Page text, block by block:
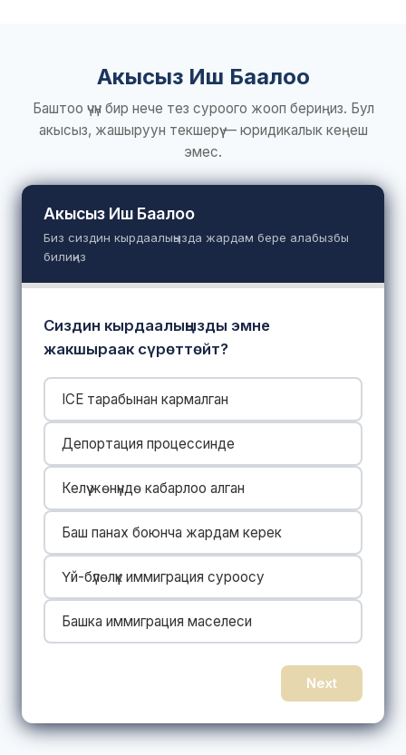
Акысыз Иш Баалоо
Баштоо үчүн бир нече тез суроого жооп бериңиз. Бул
акысыз, жашыруун текшерүү — юридикалык кеңеш
эмес.
Акысыз Иш Баалоо
Биз сиздин кырдаалыңызда жардам бере алабызбы
билиңиз
Сиздин кырдаалыңызды эмне
жакшыраак сүрөттөйт?
ICE тарабынан кармалган
Депортация процессинде
Келүү жөнүндө кабарлоо алган
Баш панах боюнча жардам керек
Үй-бүлөлүк иммиграция суроосу
Башка иммиграция маселеси
Next